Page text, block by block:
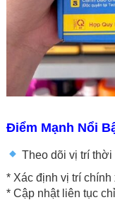
Điểm Mạnh Nổi
Theo dõi vị trí
* Xác định vị trí chính
* Cập nhật liên tục